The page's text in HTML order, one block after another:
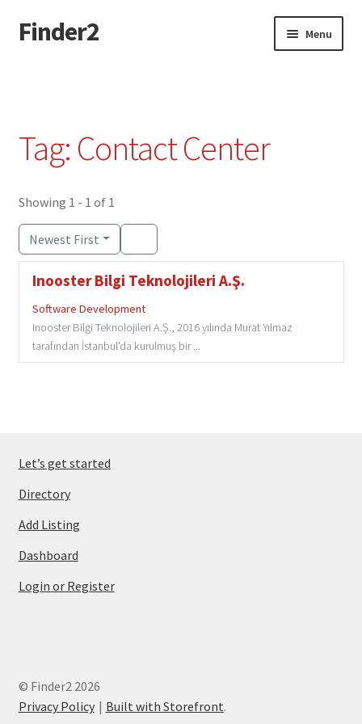
Skip
to
Skip
to
Finder2 Menu
Tag: Contact Center
Showing 1 - 1 of 1
Newest First
Inooster Bilgi Teknolojileri A.Ş.
Software Development
Inooster Bilgi Teknolojileri A.Ş., 2016 yılında Murat Yılmaz
tarafından İstanbul'da kurulmuş bir ...
Let’s get started
Directory
Add Listing
Dashboard
Login or Register
© Finder2 2026
Privacy Policy
Built with Storefront.